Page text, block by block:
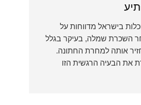
מהכלות בישראל מדווחות על
השכרת שמלה, בעיקר בגלל
אותה למחרת החתונה.
את הבעיה הרגשית הזו